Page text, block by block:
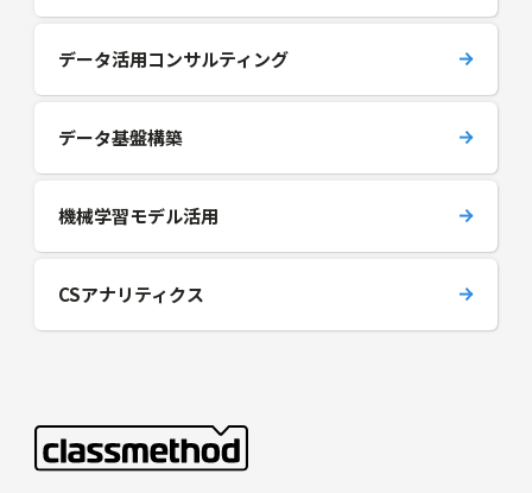
データ活用コンサルティング
データ基盤構築
機械学習モデル活用
CSアナリティクス